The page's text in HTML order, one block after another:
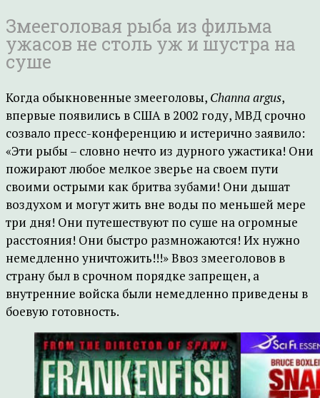
Змееголовая рыба из фильма
ужасов не столь уж и шустра на
суше
Когда обыкновенные змееголовы, Channa argus,
впервые появились в США в 2002 году, МВД срочно
созвало пресс-конференцию и истерично заявило:
«Эти рыбы – словно нечто из дурного ужастика! Они
пожирают любое мелкое зверье на своем пути
своими острыми как бритва зубами! Они дышат
воздухом и могут жить вне воды по меньшей мере
три дня! Они путешествуют по суше на огромные
расстояния! Они быстро размножаются! Их нужно
немедленно уничтожить!!!» Ввоз змееголовов в
страну был в срочном порядке запрещен, а
внутренние войска были немедленно приведены в
боевую готовность.